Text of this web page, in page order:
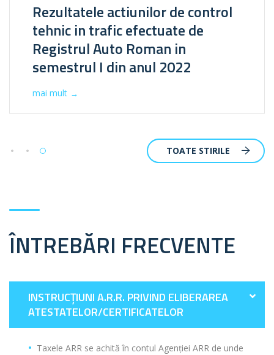
Rezultatele actiunilor de control
tehnic in trafic efectuate de
Registrul Auto Roman in
semestrul I din anul 2022
mai mult →
TOATE STIRILE
ÎNTREBĂRI FRECVENTE
INSTRUCȚIUNI A.R.R. PRIVIND ELIBERAREA
ATESTATELOR/CERTIFICATELOR
Taxele ARR se achită în contul Agenției ARR de unde